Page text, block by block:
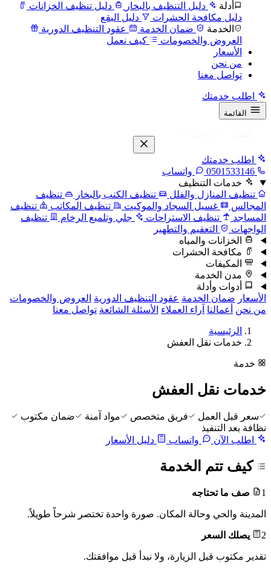
أدلة
دليل التنظيف بالبخار
دليل تنظيف الخزانات
دليل مكافحة الحشرات
دليل البقع
الخدمة
ضمان الخدمة
عقود التنظيف الدورية
العروض والخصومات
كيف نعمل
الأسعار
من نحن
تواصل معنا
اطلب خدمتك
القائمة
اطلب خدمتك
0501533146
واتساب
خدمات التنظيف
تنظيف المنازل والفلل
تنظيف الكنب بالبخار
تنظيف
المجالس
غسيل السجاد والموكيت تنظيف المكاتب
تنظيف
المساجد
تنظيف الاستراحات جلي وتلميع الرخام
تنظيف
الواجهات
التعقيم والتطهير
الخزانات والمياه
مكافحة الحشرات
المكيفات
مدن الخدمة
أدوات وأدلة
الأسعار ضمان الخدمة عقود التنظيف الدورية العروض والخصومات
من نحن
أعمالنا آراء العملاء الأسئلة الشائعة تواصل معنا
الرئيسية
خدمات نقل العفش
خدمة
خدمات نقل العفش
سعر قبل العمل فريق متخصص مواد آمنة
ضمان مكتوب
نظافة بعد التنفيذ
اطلب الآن
واتساب دليل الأسعار
كيف تتم الخدمة
1 صف ما تحتاجه
المدينة والحي وحالة المكان. صورة واحدة تختصر شرحاً طويلاً.
2 يصلك السعر
تقدير مكتوب قبل الزيارة، ولا نبدأ قبل موافقتك.